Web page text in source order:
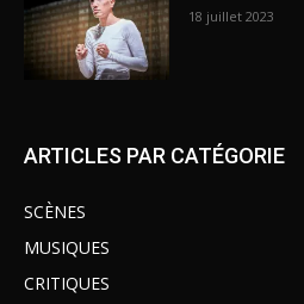
18 juillet 2023
ARTICLES PAR CATÉGORIE
SCÈNES
MUSIQUES
CRITIQUES